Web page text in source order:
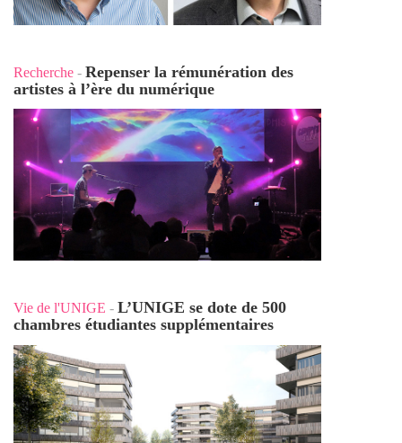
Recherche - Repenser la rémunération des
artistes à l’ère du numérique
Vie de l'UNIGE - L’UNIGE se dote de 500
chambres étudiantes supplémentaires